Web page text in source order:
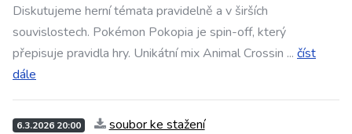
Diskutujeme herní témata pravidelně a v širších
souvislostech. Pokémon Pokopia je spin-off, který
přepisuje pravidla hry. Unikátní mix Animal Crossin ... číst
dále
6.3.2026 20:00 soubor ke stažení